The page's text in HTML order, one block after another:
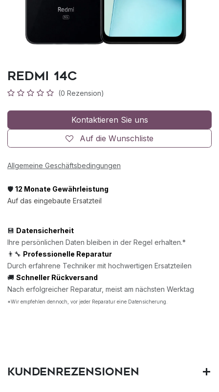
Redmi 14C
(0 Rezension)
Kontaktieren Sie uns
Auf die Wunschliste
Allgemeine Geschäftsbedingungen
🛡️ 12 Monate Gewährleistung
Auf das eingebaute Ersatzteil
💾 Datensicherheit
Ihre persönlichen Daten bleiben in der Regel erhalten.*
👨‍🔧 Professionelle Reparatur
Durch erfahrene Techniker mit hochwertigen Ersatzteilen
🚚 Schneller Rückversand
Nach erfolgreicher Reparatur, meist am nächsten Werktag
*Wir empfehlen dennoch, vor jeder Reparatur eine Datensicherung.
Kundenrezensionen